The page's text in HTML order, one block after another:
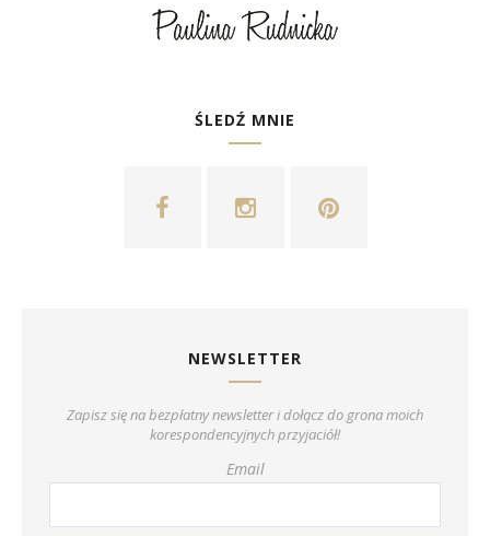
ŚLEDŹ MNIE
NEWSLETTER
Zapisz się na bezpłatny newsletter i dołącz do grona moich
korespondencyjnych przyjaciół!
Email